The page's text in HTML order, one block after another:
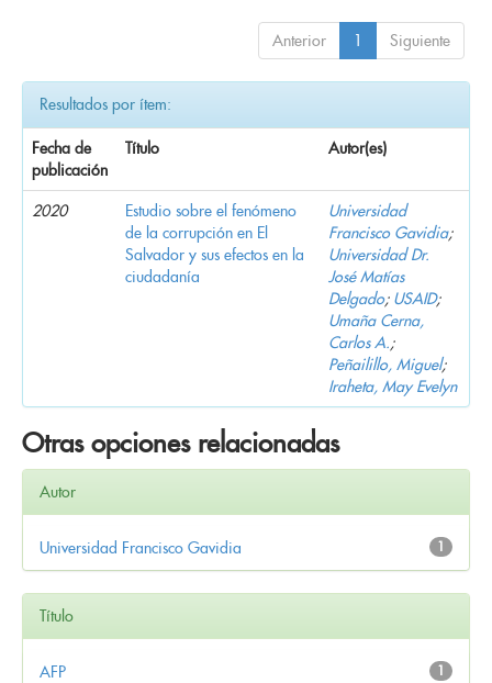
Anterior 1 Siguiente
Resultados por ítem:
Fecha de
publicación
Título Autor(es)
2020
Estudio sobre el fenómeno
de la corrupción en El
Salvador y sus efectos en la
ciudadanía
Universidad
Francisco Gavidia;
Universidad Dr.
José Matías
Delgado; USAID;
Umaña Cerna,
Carlos A.;
Peñailillo, Miguel;
Iraheta, May Evelyn
Otras opciones relacionadas
Autor
1
Universidad Francisco Gavidia
Título
1
AFP